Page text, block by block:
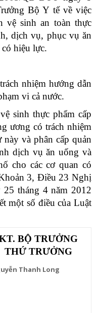
Bộ Y tế về việc
vệ sinh an toàn thực
dịch vụ, phục vụ ăn
hiệu lực.
nhiệm hướng dẫn
vi cả nước.
sinh thực phẩm cấp
ương có trách nhiệm
và phân cấp quản
dịch vụ ăn uống và
cho các cơ quan có
3, Điều 23 Nghị
tháng 4 năm 2012
một số điều của Luật
BỘ TRƯỞNG
THỨ TRƯỞNG
Thanh Long